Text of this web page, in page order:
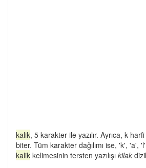
kalik, 5 karakter ile yazılır. Ayrıca, k
biter. Tüm karakter dağılımı ise, 'k', 'a',
kalik kelimesinin tersten yazılışı kilak